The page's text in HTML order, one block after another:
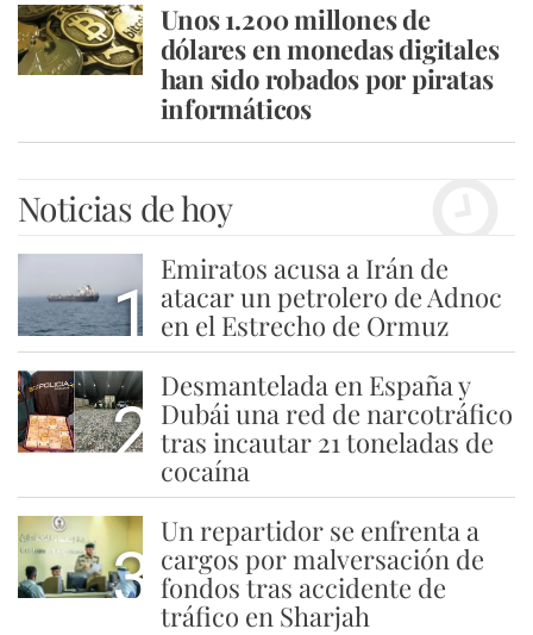
Unos 1.200 millones de
dólares en monedas digitales
han sido robados por piratas
informáticos
Noticias de hoy
1
Emiratos acusa a Irán de
atacar un petrolero de Adnoc
en el Estrecho de Ormuz
2
Desmantelada en España y
Dubái una red de narcotráfico
tras incautar 21 toneladas de
cocaína
3
Un repartidor se enfrenta a
cargos por malversación de
fondos tras accidente de
tráfico en Sharjah